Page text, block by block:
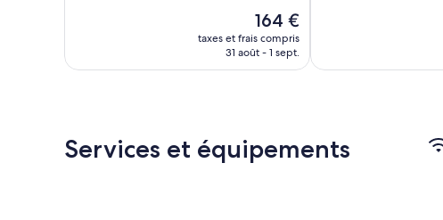
Le
nouveau
prix
164 €
taxes et frais compris
31 août - 1 sept.
Services et équipements